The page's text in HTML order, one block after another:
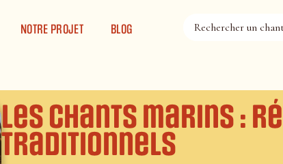
NOTRE PROJET BLOG
Les chants marins :
traditionnels